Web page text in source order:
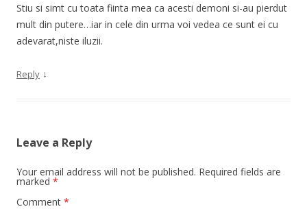
Stiu si simt cu toata fiinta mea ca acesti demoni si-au pierdut
mult din putere…iar in cele din urma voi vedea ce sunt ei cu
adevarat,niste iluzii.
Reply ↓
Leave a Reply
Your email address will not be published. Required fields are
marked *
Comment *